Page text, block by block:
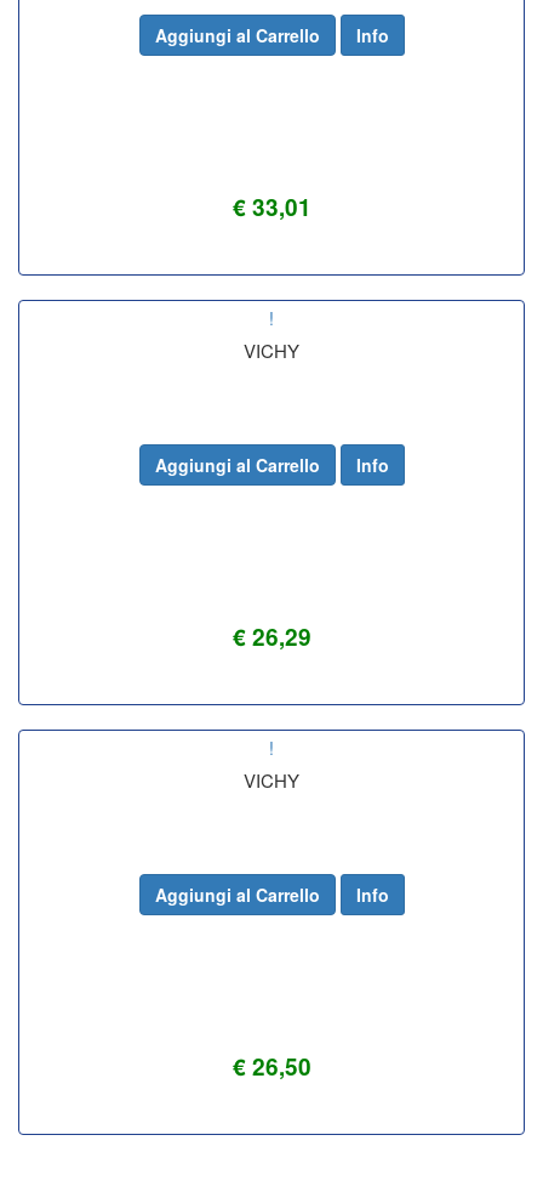
€ 33,01
Aggiungi al Carrello Info
!
VICHY
€ 26,29
Aggiungi al Carrello Info
!
VICHY
€ 26,50
Aggiungi al Carrello Info